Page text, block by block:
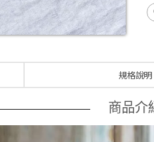
規格說明
商品介